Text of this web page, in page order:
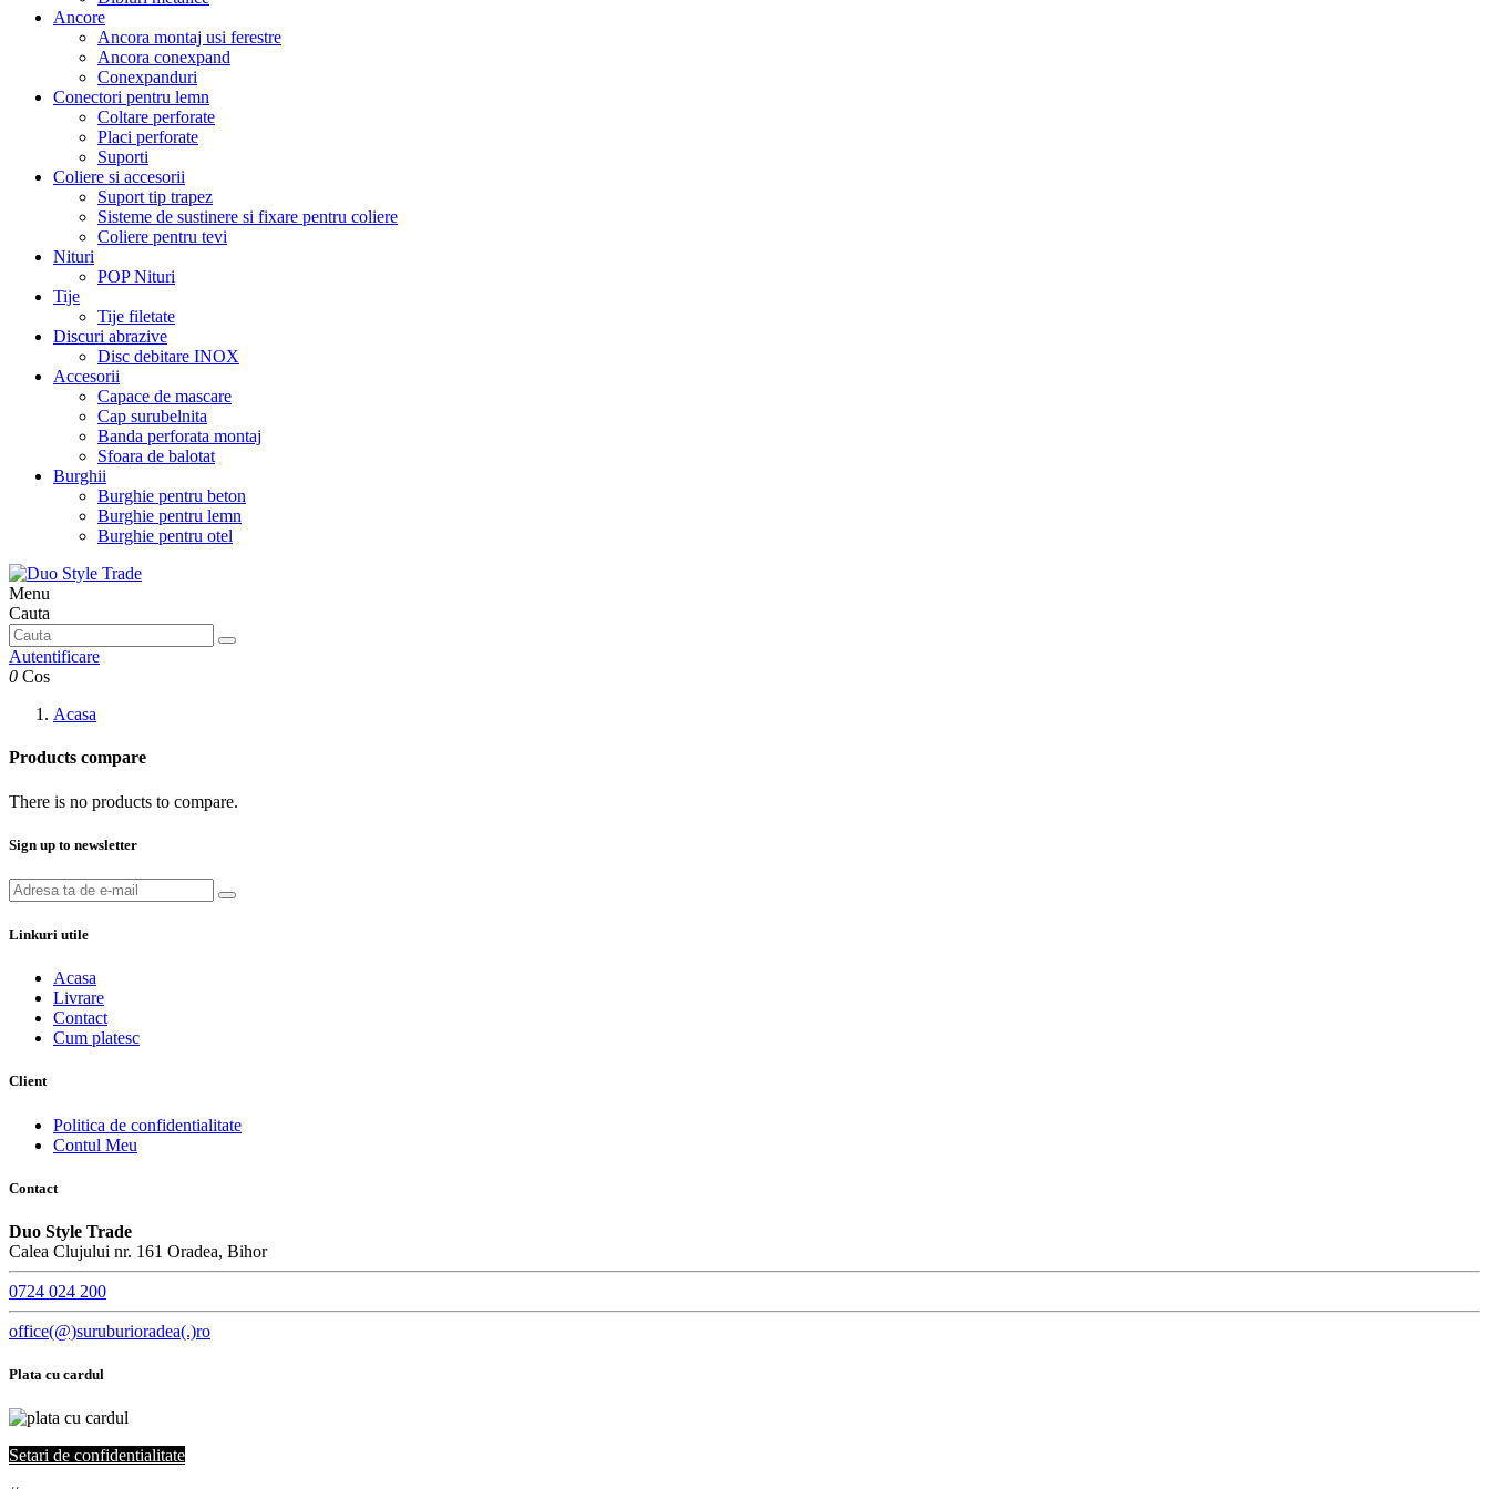
Ancore
Ancora montaj usi ferestre
Ancora conexpand
Conexpanduri
Conectori pentru lemn
Coltare perforate
Placi perforate
Suporti
Coliere si accesorii
Suport tip trapez
Sisteme de sustinere si fixare pentru coliere
Coliere pentru tevi
Nituri
POP Nituri
Tije
Tije filetate
Discuri abrazive
Disc debitare INOX
Accesorii
Capace de mascare
Cap surubelnita
Banda perforata montaj
Sfoara de balotat
Burghii
Burghie pentru beton
Burghie pentru lemn
Burghie pentru otel
Menu
Cauta
Autentificare
0 Cos
Acasa
Products compare
There is no products to compare.
Sign up to newsletter
Linkuri utile
Acasa
Livrare
Contact
Cum platesc
Client
Politica de confidentialitate
Contul Meu
Contact
Duo Style Trade
Calea Clujului nr. 161 Oradea, Bihor
0724 024 200
office(@)suruburioradea(.)ro
Plata cu cardul
Setari de confidentialitate